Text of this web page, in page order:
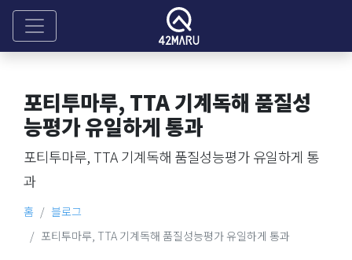
포티투마루, TTA 기계독해 품질성
능평가 유일하게 통과
포티투마루, TTA 기계독해 품질성능평가 유일하게 통
과
홈
블로그
포티투마루, TTA 기계독해 품질성능평가 유일하게 통과